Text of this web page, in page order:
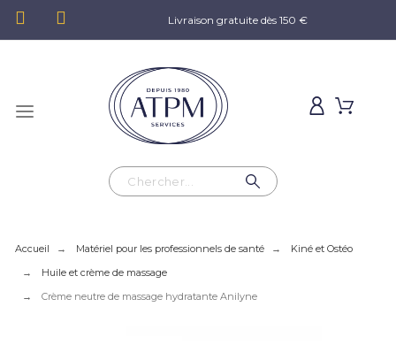
Livraison gratuite dès 150 €
Accueil Matériel pour les professionnels de santé
Kiné et Ostéo
Huile et crème de massage
Crème neutre de massage hydratante Anilyne